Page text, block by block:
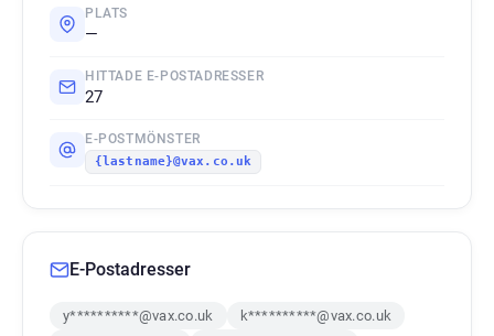
PLATS
—
HITTADE E-POSTADRESSER
27
E-POSTMÖNSTER
{lastname}@vax.co.uk
E-Postadresser
y**********@vax.co.uk
k**********@vax.co.uk